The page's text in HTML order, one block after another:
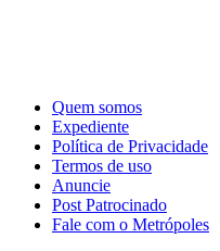
Quem somos
Expediente
Política de Privacidade
Termos de uso
Anuncie
Post Patrocinado
Fale com o Metrópoles